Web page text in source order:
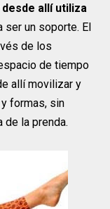
allí utiliza
ser un soporte. El
de los
de tiempo
allí movilizar y
formas, sin
la prenda.